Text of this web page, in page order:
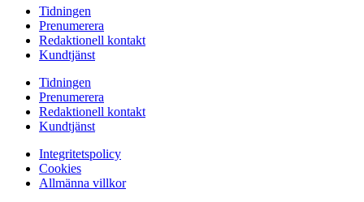
Tidningen
Prenumerera
Redaktionell kontakt
Kundtjänst
Tidningen
Prenumerera
Redaktionell kontakt
Kundtjänst
Integritetspolicy
Cookies
Allmänna villkor